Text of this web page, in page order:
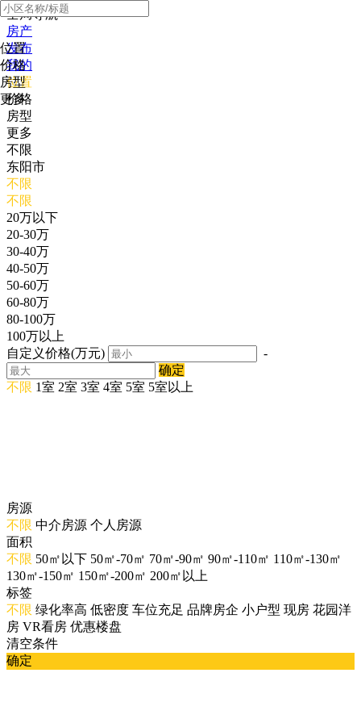
全局导航
房产
发布
我的
位置
价格
房型
更多
位置
价格
房型
更多
不限
东阳市
不限
不限
20万以下
20-30万
30-40万
40-50万
50-60万
60-80万
80-100万
100万以上
自定义价格(万元)
-
确定
不限 1室 2室 3室 4室 5室 5室以上
房源
不限 中介房源 个人房源
面积
不限 50㎡以下 50㎡-70㎡ 70㎡-90㎡ 90㎡-110㎡ 110㎡-130㎡
130㎡-150㎡ 150㎡-200㎡ 200㎡以上
标签
不限 绿化率高 低密度 车位充足 品牌房企 小户型 现房 花园洋
房 VR看房 优惠楼盘
清空条件
确定